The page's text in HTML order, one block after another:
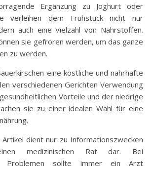
Ergänzung zu Joghurt oder
verleihen dem Frühstück nicht nur
auch eine Vielzahl von Nährstoffen.
sie gefroren werden, um das ganze
zu werden.
eine köstliche und nahrhafte
verschiedenen Gerichten Verwendung
Vorteile und der niedrige
sie zu einer idealen Wahl für eine
dient nur zu Informationszwecken
medizinischen Rat dar. Bei
Problemen sollte immer ein Arzt